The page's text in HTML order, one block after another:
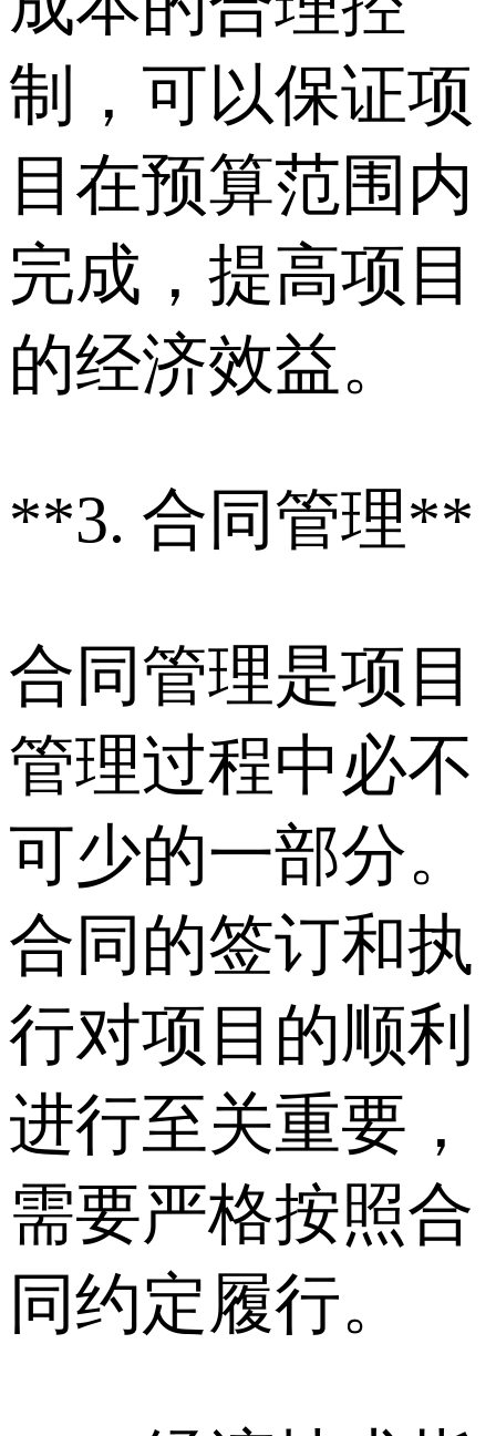
制，可以保证项
目在预算范围内
完成，提高项目
的经济效益。
**3. 合同管理**
合同管理是项目
管理过程中必不
可少的一部分。
合同的签订和执
行对项目的顺利
进行至关重要，
需要严格按照合
同约定履行。